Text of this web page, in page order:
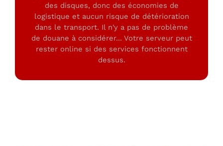
des disques, donc des économies de
logistique et aucun risque de détérioration
dans le transport. Il n'y a pas de problème
de douane à considérer... Votre serveur peut
rester online si des services fonctionnent
dessus.